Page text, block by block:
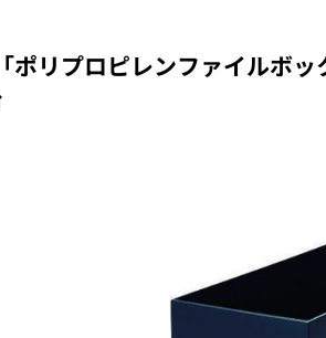
ポリプロピレンファイルボ